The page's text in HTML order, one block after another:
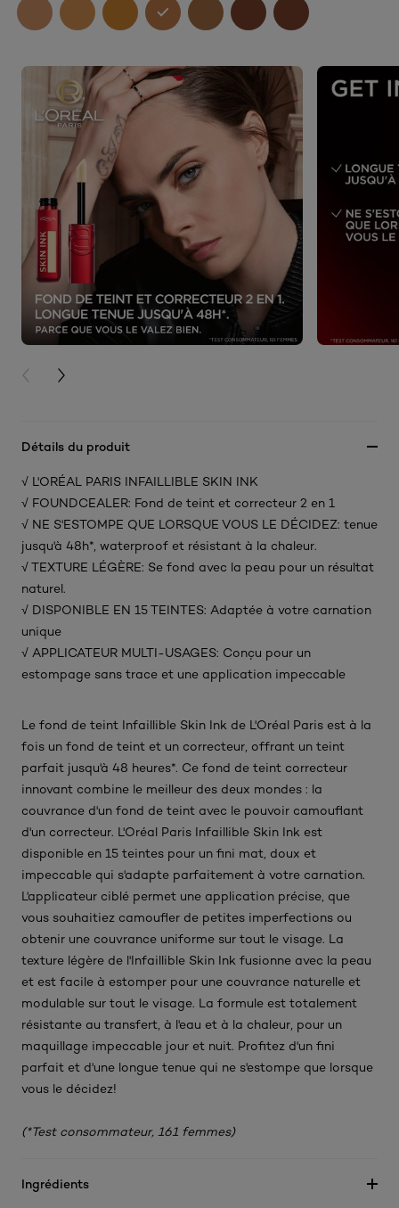
PREVIOUS CARD
NEXT CARD
Détails du produit
√ L'ORÉAL PARIS INFAILLIBLE SKIN INK
√ FOUNDCEALER: Fond de teint et correcteur 2 en 1
√ NE S'ESTOMPE QUE LORSQUE VOUS LE DÉCIDEZ: tenue
jusqu'à 48h*, waterproof et résistant à la chaleur.
√ TEXTURE LÉGÈRE: Se fond avec la peau pour un résultat
naturel.
√ DISPONIBLE EN 15 TEINTES: Adaptée à votre carnation
unique
√ APPLICATEUR MULTI-USAGES: Conçu pour un
estompage sans trace et une application impeccable
Le fond de teint Infaillible Skin Ink de L'Oréal Paris est à la
fois un fond de teint et un correcteur, offrant un teint
parfait jusqu'à 48 heures*. Ce fond de teint correcteur
innovant combine le meilleur des deux mondes : la
couvrance d'un fond de teint avec le pouvoir camouflant
d'un correcteur. L'Oréal Paris Infaillible Skin Ink est
disponible en 15 teintes pour un fini mat, doux et
impeccable qui s'adapte parfaitement à votre carnation.
L'applicateur ciblé permet une application précise, que
vous souhaitiez camoufler de petites imperfections ou
obtenir une couvrance uniforme sur tout le visage. La
texture légère de l'Infaillible Skin Ink fusionne avec la peau
et est facile à estomper pour une couvrance naturelle et
modulable sur tout le visage. La formule est totalement
résistante au transfert, à l'eau et à la chaleur, pour un
maquillage impeccable jour et nuit. Profitez d'un fini
parfait et d'une longue tenue qui ne s'estompe que lorsque
vous le décidez!
(*Test consommateur, 161 femmes)
Ingrédients